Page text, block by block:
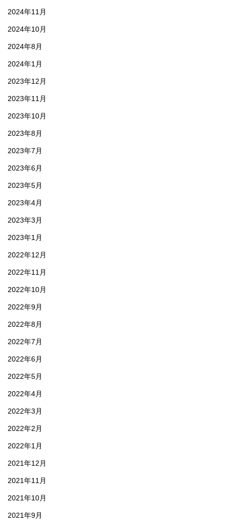
2024年11月
2024年10月
2024年8月
2024年1月
2023年12月
2023年11月
2023年10月
2023年8月
2023年7月
2023年6月
2023年5月
2023年4月
2023年3月
2023年1月
2022年12月
2022年11月
2022年10月
2022年9月
2022年8月
2022年7月
2022年6月
2022年5月
2022年4月
2022年3月
2022年2月
2022年1月
2021年12月
2021年11月
2021年10月
2021年9月